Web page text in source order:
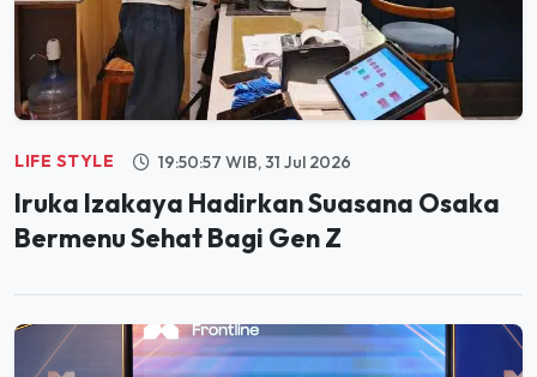
LIFE STYLE 19:50:57 WIB, 31 Jul 2026
Iruka Izakaya Hadirkan Suasana Osaka
Bermenu Sehat Bagi Gen Z